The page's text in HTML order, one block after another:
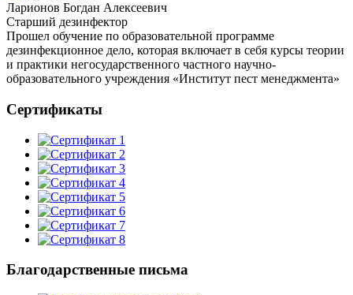
Ларионов Богдан Алексеевич
Старший дезинфектор
Прошел обучение по образовательной программе
дезинфекционное дело, которая включает в себя курсы теории
и практики негосударственного частного научно-
образовательного учреждения «Институт пест менеджмента»
Сертификаты
Благодарственные письма